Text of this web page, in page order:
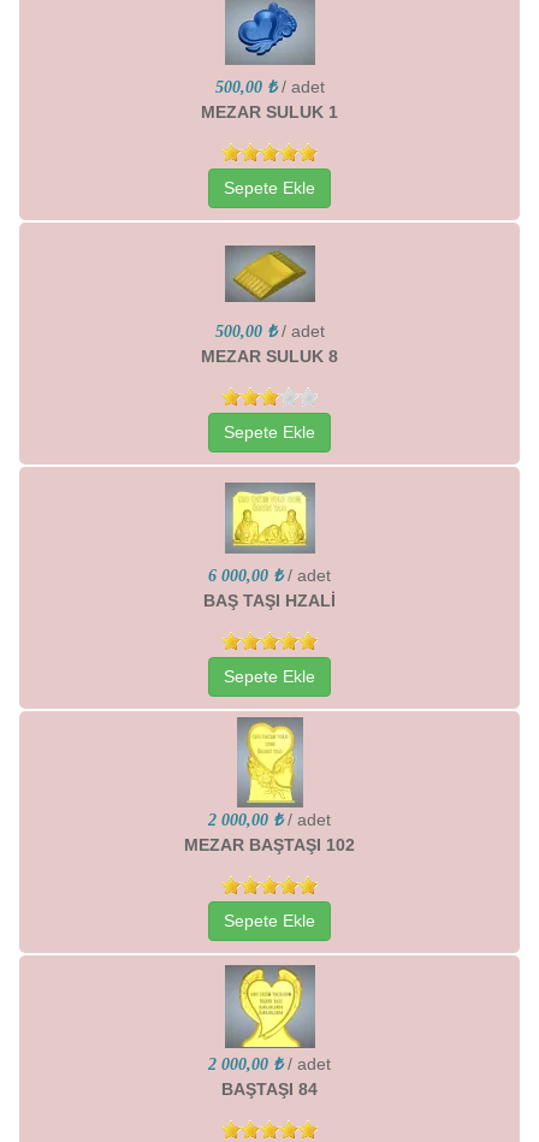
500,00 ₺ / adet
MEZAR SULUK 1
Sepete Ekle
500,00 ₺ / adet
MEZAR SULUK 8
Sepete Ekle
6 000,00 ₺ / adet
BAŞ TAŞI HZALİ
Sepete Ekle
2 000,00 ₺ / adet
MEZAR BAŞTAŞI 102
Sepete Ekle
2 000,00 ₺ / adet
BAŞTAŞI 84